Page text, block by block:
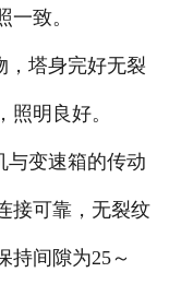
致。
塔身完好无裂
明良好。
变速箱的传动
接可靠，无裂纹
持间隙为25～